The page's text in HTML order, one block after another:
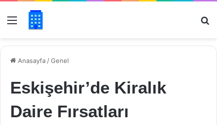
Menü
Anasayfa /Genel
Eskişehir’de Kiralık
Daire Fırsatları